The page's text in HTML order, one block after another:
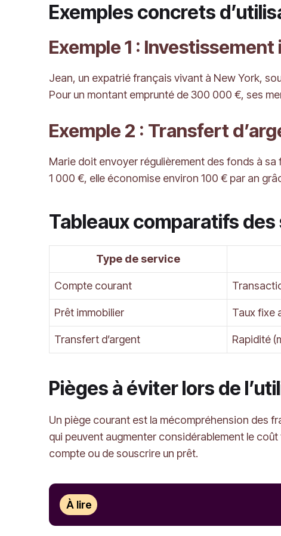
Exemples concrets
Exemple 1 :
Jean, un expatrié français vivant à New York,
Pour un montant emprunté de 300 000 €, ses
Exemple 2 : Transfert
Marie doit envoyer régulièrement des fonds à sa
1 000 €, elle économise environ 100 € par an
Tableaux comparatifs
Type de service
Compte courant
Prêt immobilier Taux fixe
Transfert d’argent Rapidité
Pièges à éviter lors de
Un piège courant est la mécompréhension des
qui peuvent augmenter considérablement le
compte ou de souscrire un prêt.
À lire